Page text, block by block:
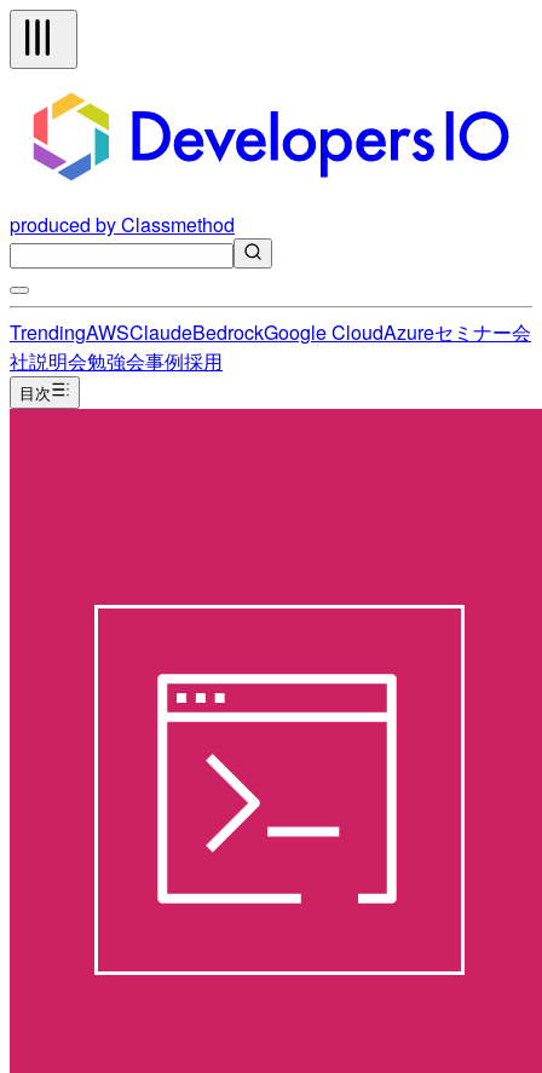
produced by Classmethod
TrendingAWSClaudeBedrockGoogle CloudAzureセミナー会
社説明会勉強会事例採用
目次